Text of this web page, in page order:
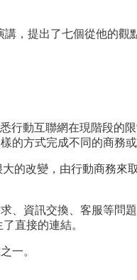
講，提出了七個從他的
行動互聯網在現階段
的方式完成不同的商務或
的改變，由行動商務
資訊交換、客服等
直接的連結。
一。